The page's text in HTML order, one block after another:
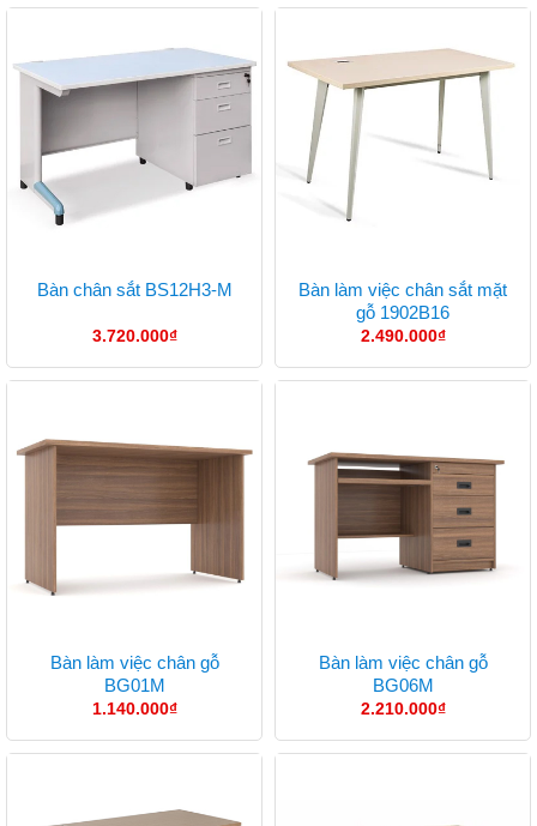
Bàn chân sắt BS12H3-M
3.720.000₫
Bàn làm việc chân sắt mặt
gỗ 1902B16
2.490.000₫
Bàn làm việc chân gỗ
BG01M
1.140.000₫
Bàn làm việc chân gỗ
BG06M
2.210.000₫